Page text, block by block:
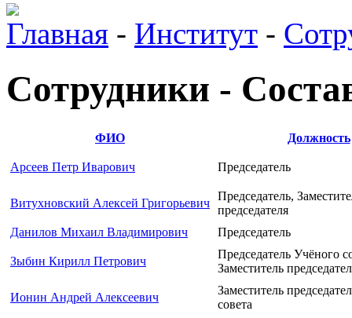
Главная - Институт -
Сотрудники -
ФИО Должность
Арсеев Петр Иварович Председатель
Витухновский Алексей Григорьевич
Председатель,
председателя
Данилов Михаил Владимирович
Председатель
Зыбин Кирилл Петрович
Председатель Учёного
Заместитель
Ионин Андрей Алексеевич
Заместитель
совета